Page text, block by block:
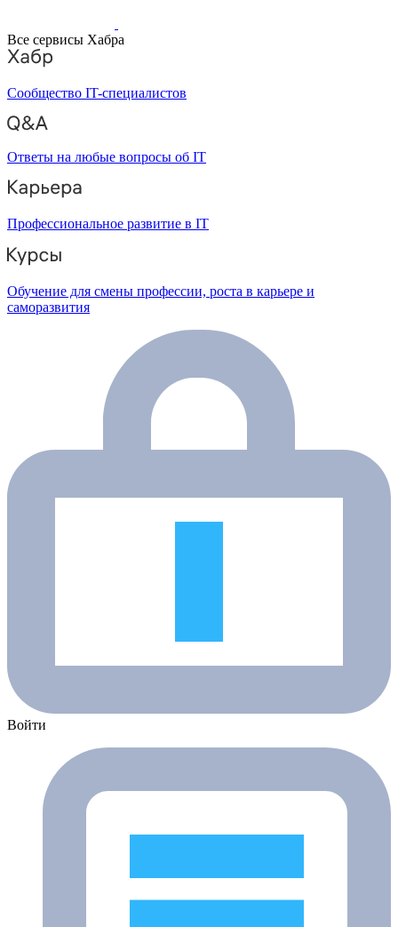
Все сервисы Хабра
Сообщество IT-специалистов
Ответы на любые вопросы об IT
Профессиональное развитие в IT
Обучение для смены профессии, роста в карьере и
саморазвития
Войти